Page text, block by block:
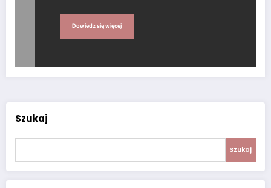
Dowiedz się więcej
Szukaj
Szukaj